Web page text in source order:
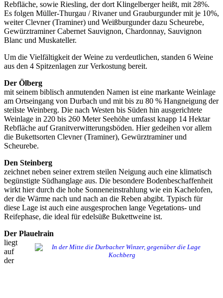
Rebfläche, sowie Riesling, der dort Klingelberger heißt, mit 28%.
Es folgen Müller-Thurgau / Rivaner und Grauburgunder mit je 10%,
weiter Clevner (Traminer) und Weißburgunder dazu Scheurebe,
Gewürztraminer Cabernet Sauvignon, Chardonnay, Sauvignon
Blanc und Muskateller.
Um die Vielfältigkeit der Weine zu verdeutlichen, standen 6 Weine
aus den 4 Spitzenlagen zur Verkostung bereit.
Der Ölberg
mit seinem biblisch anmutenden Namen ist eine markante Weinlage
am Ortseingang von Durbach und mit bis zu 80 % Hangneigung der
steilste Weinberg. Die nach Westen bis Süden hin ausgerichtete
Weinlage in 220 bis 260 Meter Seehöhe umfasst knapp 14 Hektar
Rebfläche auf Granitverwitterungsböden. Hier gedeihen vor allem
die Bukettsorten Clevner (Traminer), Gewürztraminer und
Scheurebe.
Den Steinberg
zeichnet neben seiner extrem steilen Neigung auch eine klimatisch
begünstigte Südhanglage aus. Die besondere Bodenbeschaffenheit
wirkt hier durch die hohe Sonneneinstrahlung wie ein Kachelofen,
der die Wärme nach und nach an die Reben abgibt. Typisch für
diese Lage ist auch eine ausgesprochen lange Vegetations- und
Reifephase, die ideal für edelsüße Bukettweine ist.
Der Plauelrain
liegt
auf
der